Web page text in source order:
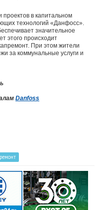
в капитальном
технологий «Данфосс».
значительное
этого происходит
При этом жители
за коммунальные услуги и
Danfoss